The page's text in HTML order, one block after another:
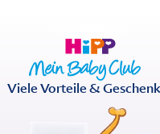
Viele Vorteile &